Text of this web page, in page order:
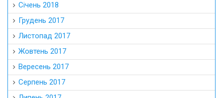
Січень 2018
Грудень 2017
Листопад 2017
Жовтень 2017
Вересень 2017
Серпень 2017